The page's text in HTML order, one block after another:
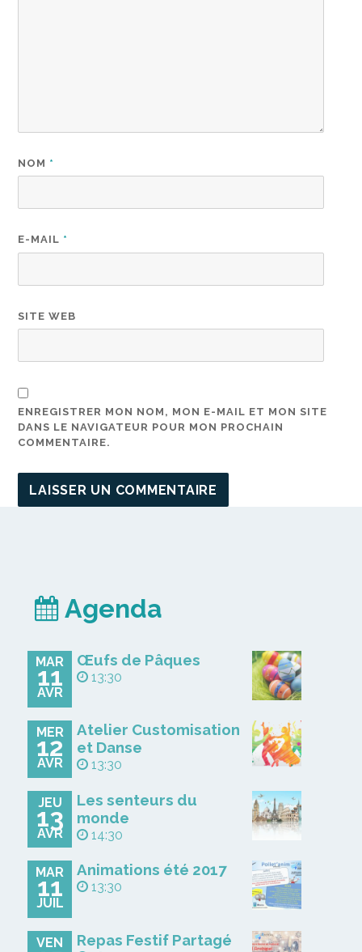
NOM *
E-MAIL *
SITE WEB
ENREGISTRER MON NOM, MON E-MAIL ET MON SITE
DANS LE NAVIGATEUR POUR MON PROCHAIN
COMMENTAIRE.
Agenda
MAR
11
AVR
Œufs de Pâques
13:30
MER
12
AVR
Atelier Customisation
et Danse
13:30
JEU
13
AVR
Les senteurs du
monde
14:30
MAR
11
JUIL
Animations été 2017
13:30
VEN Repas Festif Partagé